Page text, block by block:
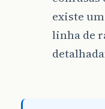
existe
linha de